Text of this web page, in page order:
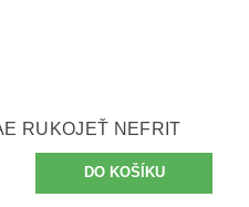
RUKOJEŤ NEFRIT